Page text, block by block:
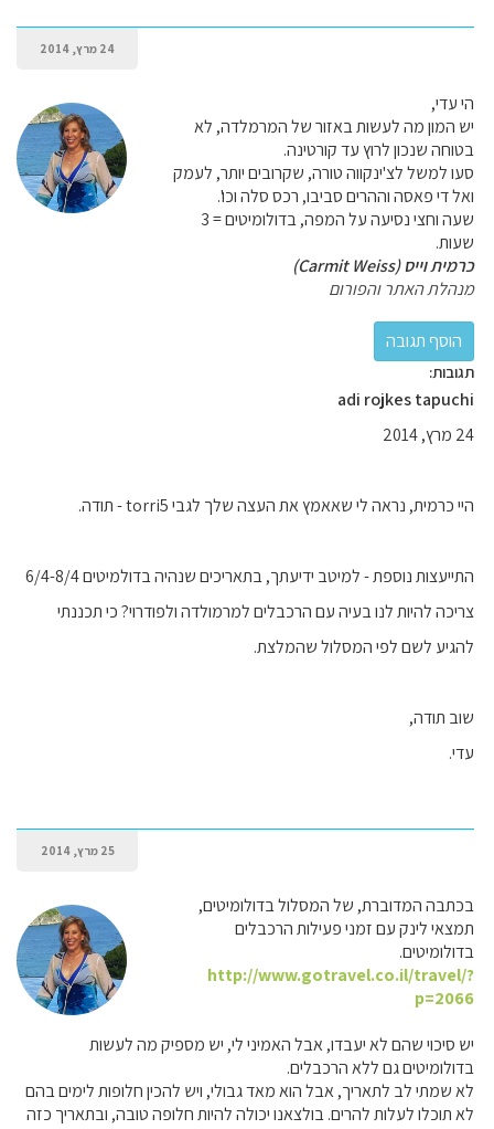
24 מרץ, 2014
הי עדי,
יש המון מה לעשות באזור של המרמלדה, לא
בטוחה שנכון לרוץ עד קורטינה.
סעו למשל לצ'ינקווה טורה, שקרובים יותר, לעמק
ואל די פאסה וההרים סביבו, רכס סלה וכו'.
שעה וחצי נסיעה על המפה, בדולומיטים = 3
שעות.
כרמית וייס (Carmit Weiss)
מנהלת האתר והפורום
תגובות:
adi rojkes tapuchi
24 מרץ, 2014
היי כרמית, נראה לי שאאמץ את העצה שלך לגבי torri5 - תודה.
התייעצות נוספת - למיטב ידיעתך, בתאריכים שנהיה בדולמיטים 6/4-8/4
צריכה להיות לנו בעיה עם הרכבלים למרמולדה ולפודרוי? כי תכננתי
להגיע לשם לפי המסלול שהמלצת.
שוב תודה,
עדי.
25 מרץ, 2014
בכתבה המדוברת, של המסלול בדולומיטים,
תמצאי לינק עם זמני פעילות הרכבלים
בדולומיטים.
http://www.gotravel.co.il/travel/?
p=2066
יש סיכוי שהם לא יעבדו, אבל האמיני לי, יש מספיק מה לעשות
בדולומיטים גם ללא הרכבלים.
לא שמתי לב לתאריך, אבל הוא מאד גבולי, ויש להכין חלופות לימים בהם
לא תוכלו לעלות להרים. בולצאנו יכולה להיות חלופה טובה, ובתאריך כזה